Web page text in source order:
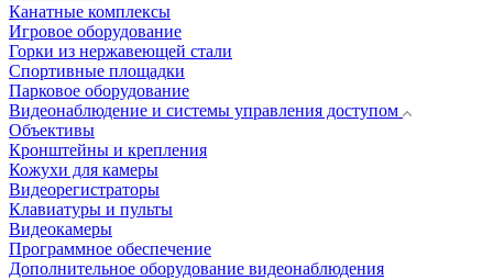
Канатные комплексы
Игровое оборудование
Горки из нержавеющей стали
Спортивные площадки
Парковое оборудование
Видеонаблюдение и системы управления доступом
Объективы
Кронштейны и крепления
Кожухи для камеры
Видеорегистраторы
Клавиатуры и пульты
Видеокамеры
Программное обеспечение
Дополнительное оборудование видеонаблюдения